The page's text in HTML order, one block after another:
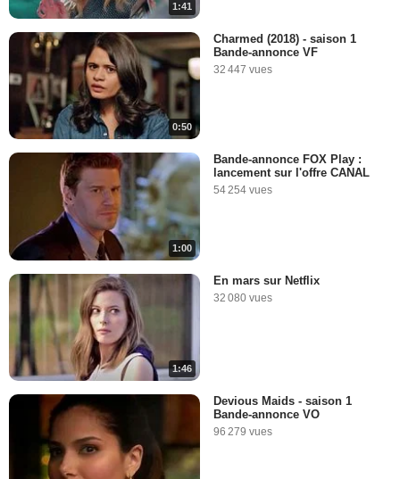
1:41
0:50
Charmed (2018) - saison 1
Bande-annonce VF
32 447 vues
1:00
Bande-annonce FOX Play :
lancement sur l'offre CANAL
54 254 vues
1:46
En mars sur Netflix
32 080 vues
Devious Maids - saison 1
Bande-annonce VO
96 279 vues